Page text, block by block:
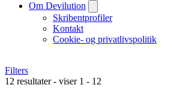
Om Devilution
Skribentprofiler
Kontakt
Cookie- og privatlivspolitik
Filters
12 resultater - viser 1 - 12